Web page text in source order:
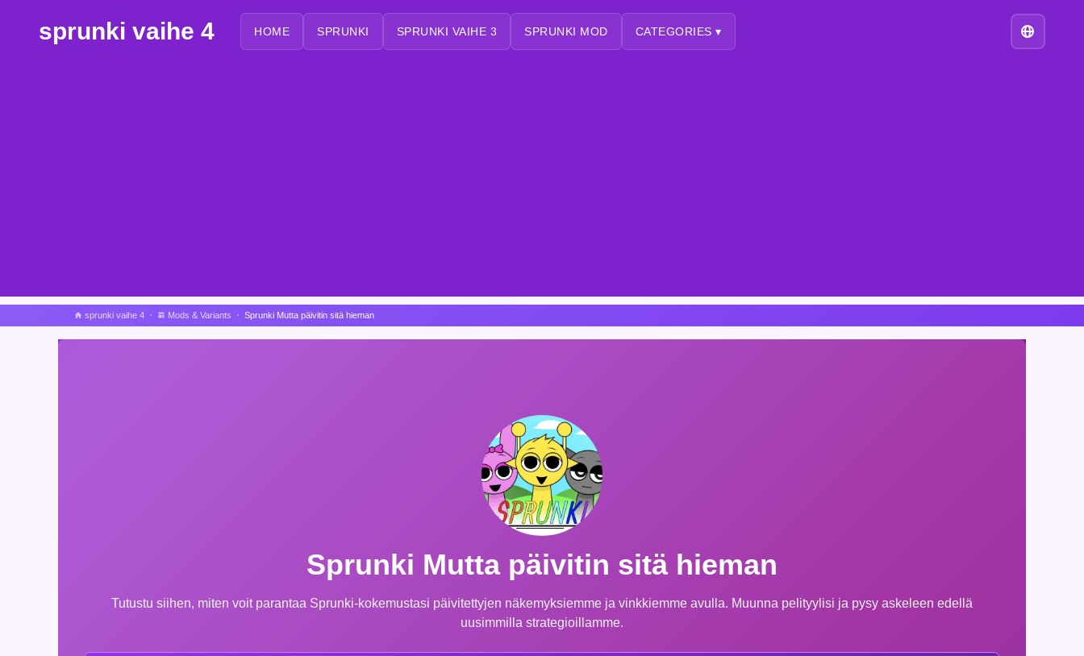
sprunki vaihe 4 HOME SPRUNKI SPRUNKI VAIHE 3 SPRUNKI MOD CATEGORIES ▾
sprunki vaihe 4 Mods & Variants Sprunki Mutta päivitin sitä hieman
Sprunki Mutta päivitin sitä hieman
Tutustu siihen, miten voit parantaa Sprunki-kokemustasi päivitettyjen näkemyksiemme ja vinkkiemme avulla. Muunna pelityylisi ja pysy askeleen edellä
uusimmilla strategioillamme.